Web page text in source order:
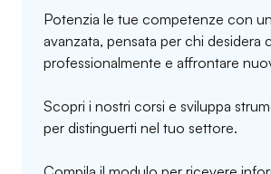
Potenzia le tue competenze con
avanzata, pensata per chi desidera
professionalmente e affrontare
Scopri i nostri corsi e sviluppa
per distinguerti nel tuo settore.